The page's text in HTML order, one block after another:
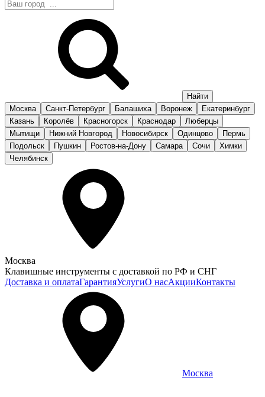
Москва Санкт-Петербург Балашиха Воронеж
Екатеринбург
Казань
Королёв Красногорск Краснодар
Люберцы
Мытищи
Нижний Новгород Новосибирск Одинцово
Пермь
Подольск
Пушкин Ростов-на-Дону Самара Сочи
Химки
Челябинск
Москва
Клавишные инструменты с доставкой по РФ и СНГ
Доставка и оплатаГарантияУслугиО насАкцииКонтакты
Москва